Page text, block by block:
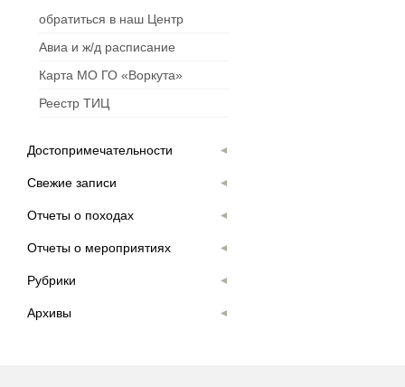
обратиться в наш Центр
Авиа и ж/д расписание
Карта МО ГО «Воркута»
Реестр ТИЦ
Достопримечательности
Свежие записи
Отчеты о походах
Отчеты о мероприятиях
Рубрики
Архивы